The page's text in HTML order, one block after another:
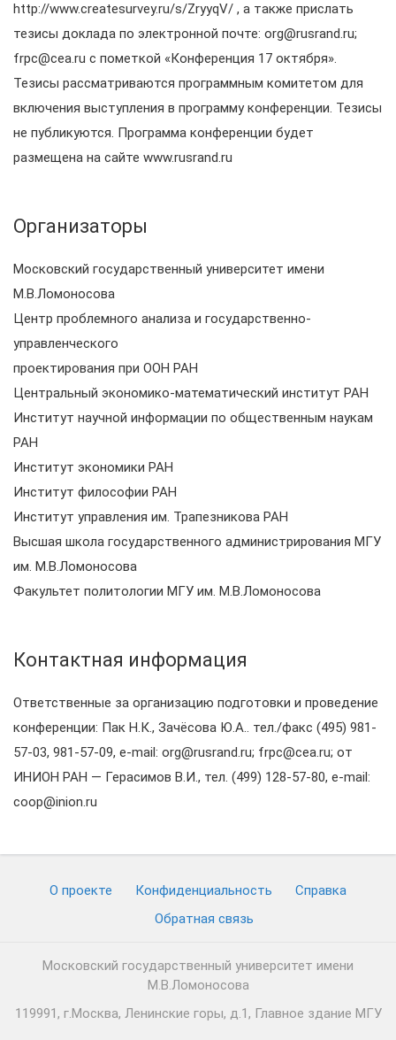
http://www.createsurvey.ru/s/ZryyqV/ , а также прислать
тезисы доклада по электронной почте: org@rusrand.ru;
frpc@cea.ru с пометкой «Конференция 17 октября».
Тезисы рассматриваются программным комитетом для
включения выступления в программу конференции. Тезисы
не публикуются. Программа конференции будет
размещена на сайте www.rusrand.ru
Организаторы
Московский государственный университет имени
М.В.Ломоносова
Центр проблемного анализа и государственно-
управленческого
проектирования при ООН РАН
Центральный экономико-математический институт РАН
Институт научной информации по общественным наукам
РАН
Институт экономики РАН
Институт философии РАН
Институт управления им. Трапезникова РАН
Высшая школа государственного администрирования МГУ
им. М.В.Ломоносова
Факультет политологии МГУ им. М.В.Ломоносова
Контактная информация
Ответственные за организацию подготовки и проведение
конференции: Пак Н.К., Зачёсова Ю.А.. тел./факс (495) 981-
57-03, 981-57-09, e-mail: org@rusrand.ru; frpc@cea.ru; от
ИНИОН РАН — Герасимов В.И., тел. (499) 128-57-80, e-mail:
coop@inion.ru
О проекте Конфиденциальность
Cправка
Обратная связь
Московский государственный университет имени
М.В.Ломоносова
119991, г.Москва, Ленинские горы, д.1, Главное здание МГУ